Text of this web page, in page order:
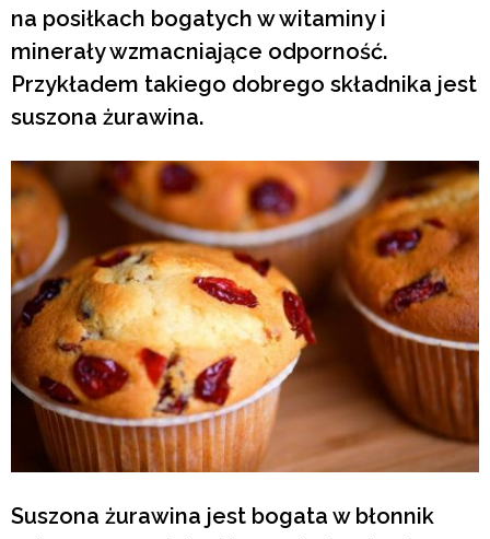
na posiłkach bogatych w witaminy i
minerały wzmacniające odporność.
Przykładem takiego dobrego składnika jest
suszona żurawina.
Suszona żurawina jest bogata w błonnik